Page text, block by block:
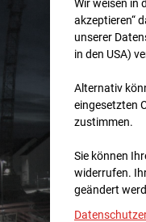
Wir weisen in
akzeptieren“
unserer
in den USA)
Alternativ
eingesetzten
zustimmen.
Sie können
widerrufen.
geändert